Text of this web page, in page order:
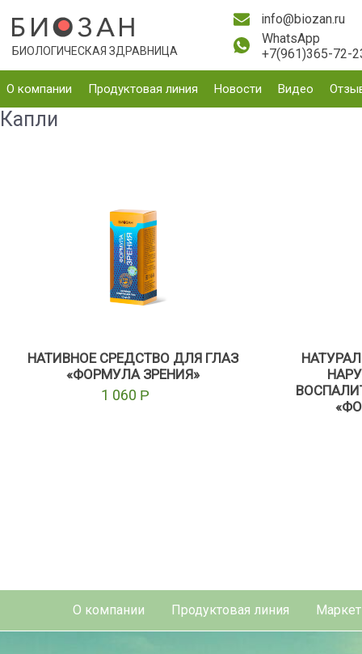
БИОЛОГИЧЕСКАЯ ЗДРАВНИЦА
info@biozan.ru
WhatsApp
+7(961)365-72-
О компании Продуктовая линия Новости Видео
Капли
НАТИВНОЕ СРЕДСТВО ДЛЯ ГЛАЗ
«ФОРМУЛА ЗРЕНИЯ»
1 060 Р
О компании Продуктовая линия